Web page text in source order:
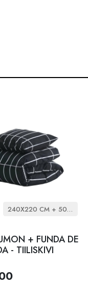
240X220 CM + 50X60 CM
+ FUNDA DE
- TIILISKIVI